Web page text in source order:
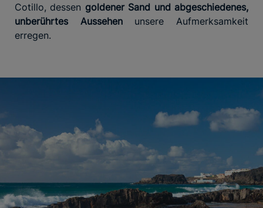
Cotillo, dessen goldener Sand und abgeschiedenes,
unberührtes Aussehenunsere Aufmerksamkeit
erregen.